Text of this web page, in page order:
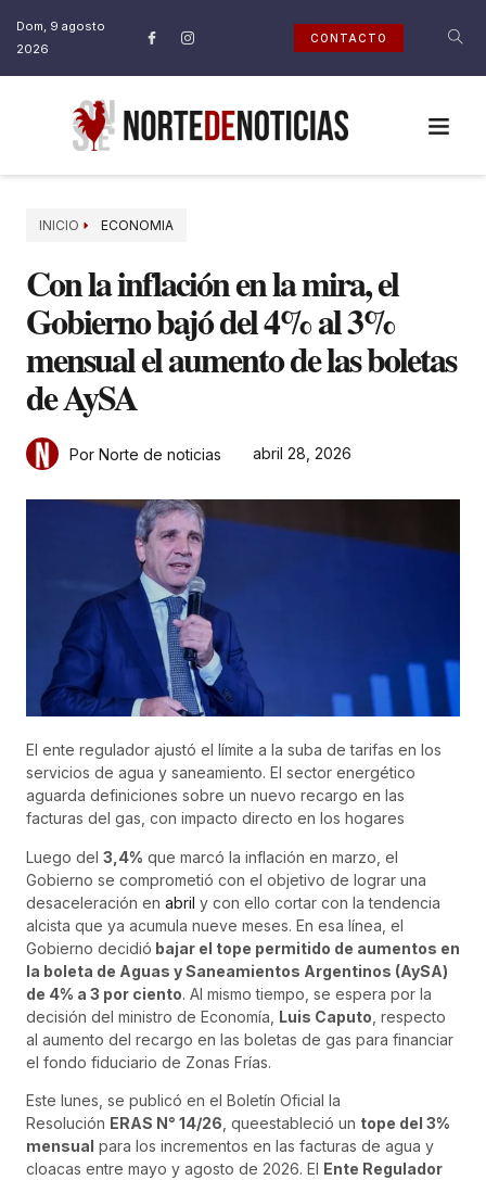
Dom, 9 agosto
2026
CONTACTO
INICIO ECONOMIA
Con la inflación en la mira, el
Gobierno bajó del 4% al 3%
mensual el aumento de las boletas
de AySA
Por Norte de noticias abril 28, 2026
El ente regulador ajustó el límite a la suba de tarifas en los
servicios de agua y saneamiento. El sector energético
aguarda definiciones sobre un nuevo recargo en las
facturas del gas, con impacto directo en los hogares
Luego del 3,4% que marcó la inflación en marzo, el
Gobierno se comprometió con el objetivo de lograr una
desaceleración en abril y con ello cortar con la tendencia
alcista que ya acumula nueve meses. En esa línea, el
Gobierno decidió bajar el tope permitido de aumentos en
la boleta de Aguas y Saneamientos Argentinos (AySA)
de 4% a 3 por ciento. Al mismo tiempo, se espera por la
decisión del ministro de Economía, Luis Caputo , respecto
al aumento del recargo en las boletas de gas para financiar
el fondo fiduciario de Zonas Frías.
Este lunes, se publicó en el Boletín Oficial la
Resolución ERAS N° 14/26 , queestableció un tope del 3%
mensual para los incrementos en las facturas de agua y
cloacas entre mayo y agosto de 2026. El Ente Regulador